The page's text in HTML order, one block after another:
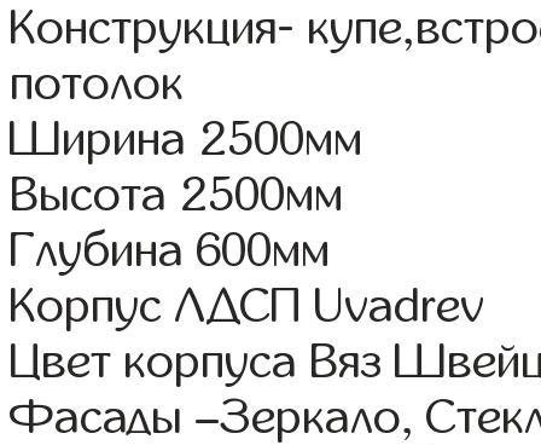
Конструкция-
потолок
Ширина 2500мм
Высота 2500мм
Глубина 600мм
Корпус ЛДСП Uvadrev
Цвет корпуса Вяз
Фасады –Зеркало,